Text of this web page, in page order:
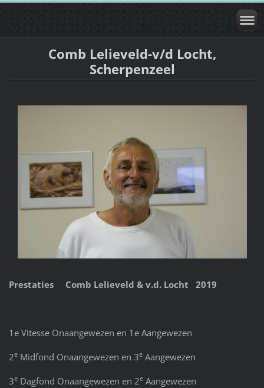
Comb Lelieveld-v/d Locht,
Scherpenzeel
Prestaties Comb Lelieveld & v.d. Locht 2019
1e Vitesse Onaangewezen en 1e Aangewezen
2eMidfond Onaangewezen en 3eAangewezen
3eDagfond Onaangewezen en 2eAangewezen